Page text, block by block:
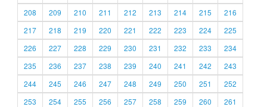
208
209 210 211 212 213 214 215
216
217
218 219 220 221 222 223 224
225
226
227 228 229 230 231 232 233
234
235
236 237 238 239 240 241 242
243
244
245 246 247 248 249 250 251
252
253
254 255 256 257 258 259 260
261